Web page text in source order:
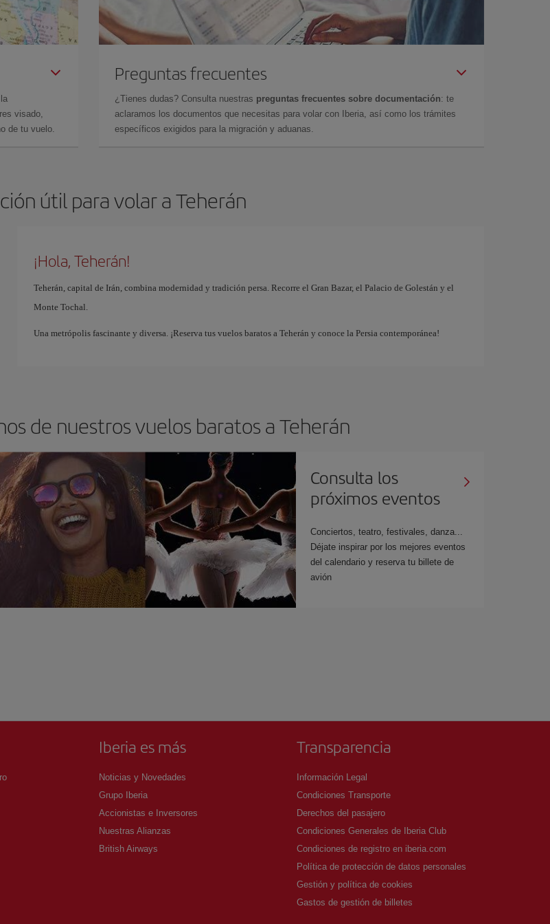
visado,
de tu vuelo.
Preguntas frecuentes
¿Tienes dudas? Consulta nuestras preguntas frecuentes sobre documentación: te
aclaramos los documentos que necesitas para volar con Iberia, así como los trámites
específicos exigidos para la migración y aduanas.
útil para volar a Teherán
¡Hola, Teherán!
Teherán, capital de Irán, combina modernidad y tradición persa. Recorre el Gran Bazar, el Palacio de Golestán y el
Monte Tochal.
Una metrópolis fascinante y diversa. ¡Reserva tus vuelos baratos a Teherán y conoce la Persia contemporánea!
de nuestros vuelos baratos a Teherán
Consulta los
próximos eventos
Conciertos, teatro, festivales, danza...
Déjate inspirar por los mejores eventos
del calendario y reserva tu billete de
avión
Iberia es más
Noticias y Novedades
Grupo Iberia
Accionistas e Inversores
Nuestras Alianzas
British Airways
Transparencia
Información Legal
Condiciones Transporte
Derechos del pasajero
Condiciones Generales de Iberia Club
Condiciones de registro en iberia.com
Política de protección de datos personales
Gestión y política de cookies
Gastos de gestión de billetes